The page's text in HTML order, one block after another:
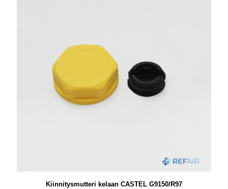
Kiinnitysmutteri kelaan CASTEL G9150/R97